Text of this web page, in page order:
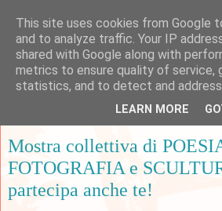
Mostra collettiva di
FOTOGRAFIA e
partecipa anche te!
This site uses cookies from Google
and to analyze traffic. Your IP
shared with Google along with
metrics to ensure quality of service,
statistics, and to detect and address
LEARN MORE